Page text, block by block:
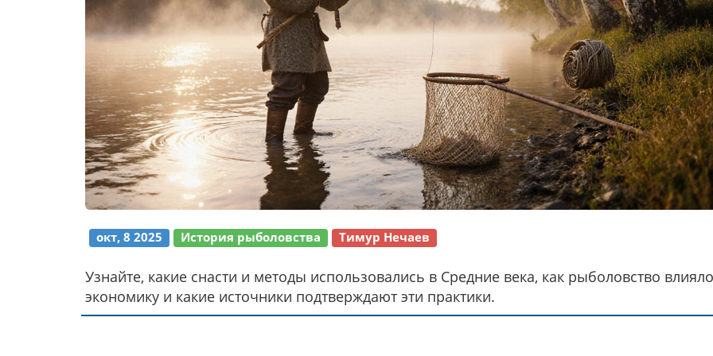
окт, 8 2025 История рыболовства Тимур Нечаев
Узнайте, какие снасти и методы использовались в Средние века, как рыболовство
экономику и какие источники подтверждают эти практики.